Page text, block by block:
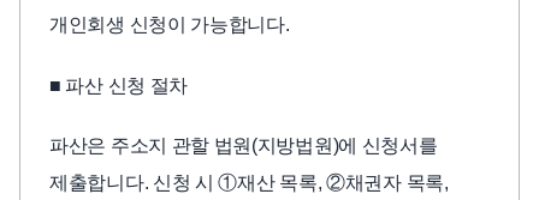
개인회생 신청이 가능합니다.
■ 파산 신청 절차
파산은 주소지 관할 법원(지방법원)에 신청서를
제출합니다. 신청 시 ①재산 목록, ②채권자 목록,